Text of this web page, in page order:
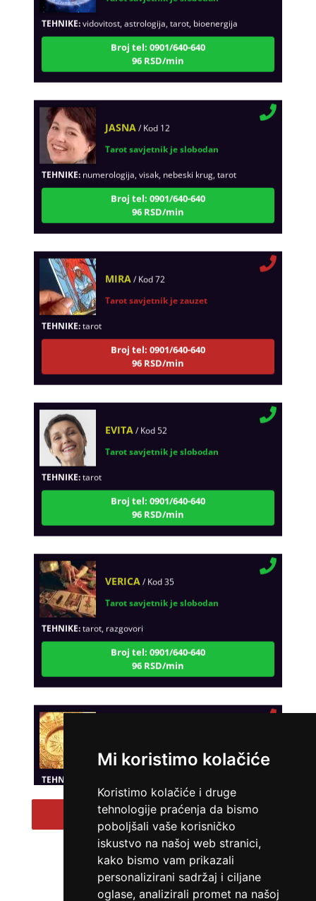
Mi koristimo kolačiće
Koristimo kolačiće i druge
tehnologije praćenja da bismo
poboljšali vaše korisničko
iskustvo na našoj web stranici,
kako bismo vam prikazali
personalizirani sadržaj i ciljane
oglase, analizirali promet na našoj
TEHNIKE:vidovitost, astrologija, tarot, bioenergija
Broj tel: 0901/640-640
96 RSD/min
Tarot savjetnik je slobodan
TEHNIKE:numerologija, visak, nebeski krug, tarot
Broj tel: 0901/640-640
96 RSD/min
Tarot savjetnik je zauzet
TEHNIKE:tarot
96 RSD/min
Tarot savjetnik je slobodan
TEHNIKE: tarot
96 RSD/min
Tarot savjetnik je slobodan
TEHNIKE:tarot, razgovori
Broj tel: 0901/640-640
96 RSD/min
TEHNIKE: astrologija, sudbinske karte, tarot
Broj tel: 0901/640-640
96 RSD/min
VESNA BURCSA / Kod 55
Tarot savjetnik je zauzet
Pregled svih tarot savetnika